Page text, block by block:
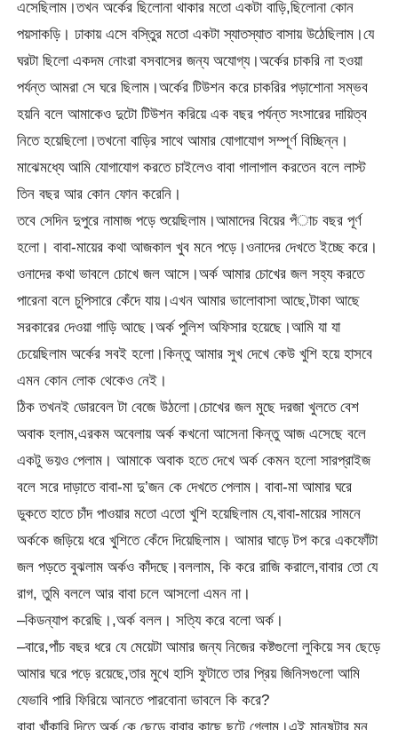
এসেছিলাম।তখন অর্কের ছিলোনা থাকার মতো একটা বাড়ি,ছিলোনা কোন
পয়সাকড়ি। ঢাকায় এসে বস্তুির মতো একটা স্যাতস্যাত বাসায় উঠেছিলাম।যে
ঘরটা ছিলো একদম নোংরা বসবাসের জন্য অযোগ্য।অর্কের চাকরি না হওয়া
পর্যন্ত আমরা সে ঘরে ছিলাম।অর্কের টিউশন করে চাকরির পড়াশোনা সম্ভব
হয়নি বলে আমাকেও দুটো টিউশন করিয়ে এক বছর পর্যন্ত সংসারের দায়িত্ব
নিতে হয়েছিলো।তখনো বাড়ির সাথে আমার যোগাযোগ সম্পূর্ণ বিচ্ছিন্ন।
মাঝেমধ্যে আমি যোগাযোগ করতে চাইলেও বাবা গালাগাল করতেন বলে লাস্ট
তিন বছর আর কোন ফোন করেনি।
তবে সেদিন দুপুরে নামাজ পড়ে শুয়েছিলাম।আমাদের বিয়ের পঁাচ বছর পূর্ণ
হলো। বাবা-মায়ের কথা আজকাল খুব মনে পড়ে।ওনাদের দেখতে ইচ্ছে করে।
ওনাদের কথা ভাবলে চোখে জল আসে।অর্ক আমার চোখের জল সহ্য করতে
পারেনা বলে চুপিসারে কেঁদে যায়।এখন আমার ভালোবাসা আছে,টাকা আছে
সরকারের দেওয়া গাড়ি আছে।অর্ক পুলিশ অফিসার হয়েছে।আমি যা যা
চেয়েছিলাম অর্কের সবই হলো।কিন্তু আমার সুখ দেখে কেউ খুশি হয়ে হাসবে
এমন কোন লোক থেকেও নেই।
ঠিক তখনই ডোরবেল টা বেজে উঠলো।চোখের জল মুছে দরজা খুলতে বেশ
অবাক হলাম,এরকম অবেলায় অর্ক কখনো আসেনা কিন্তু আজ এসেছে বলে
একটু ভয়ও পেলাম। আমাকে অবাক হতে দেখে অর্ক কেমন হলো সারপ্রাইজ
বলে সরে দাড়াতে বাবা-মা দু’জন কে দেখতে পেলাম। বাবা-মা আমার ঘরে
ডুকতে হাতে চাঁদ পাওয়ার মতো এতো খুশি হয়েছিলাম যে,বাবা-মায়ের সামনে
অর্ককে জড়িয়ে ধরে খুশিতে কেঁদে দিয়েছিলাম। আমার ঘাড়ে টপ করে একফোঁটা
জল পড়তে বুঝলাম অর্কও কাঁদছে।বললাম, কি করে রাজি করালে,বাবার তো যে
রাগ, তুমি বললে আর বাবা চলে আসলো এমন না।
–কিডন্যাপ করেছি।,অর্ক বলল। সত্যি করে বলো অর্ক।
–বারে,পাঁচ বছর ধরে যে মেয়েটা আমার জন্য নিজের কষ্টগুলো লুকিয়ে সব ছেড়ে
আমার ঘরে পড়ে রয়েছে,তার মুখে হাসি ফুটাতে তার প্রিয় জিনিসগুলো আমি
যেভাবি পারি ফিরিয়ে আনতে পারবোনা ভাবলে কি করে?